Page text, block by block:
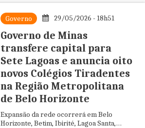
Governo 29/05/2026 - 18h51
Governo de Minas
transfere capital para
Sete Lagoas e anuncia oito
novos Colégios Tiradentes
na Região Metropolitana
de Belo Horizonte
Expansão da rede ocorrerá em Belo
Horizonte, Betim, Ibirité, Lagoa Santa,